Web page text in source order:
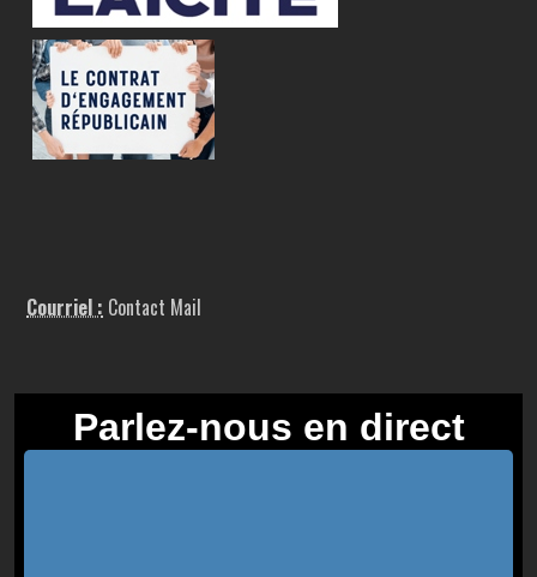
Courriel : Contact Mail